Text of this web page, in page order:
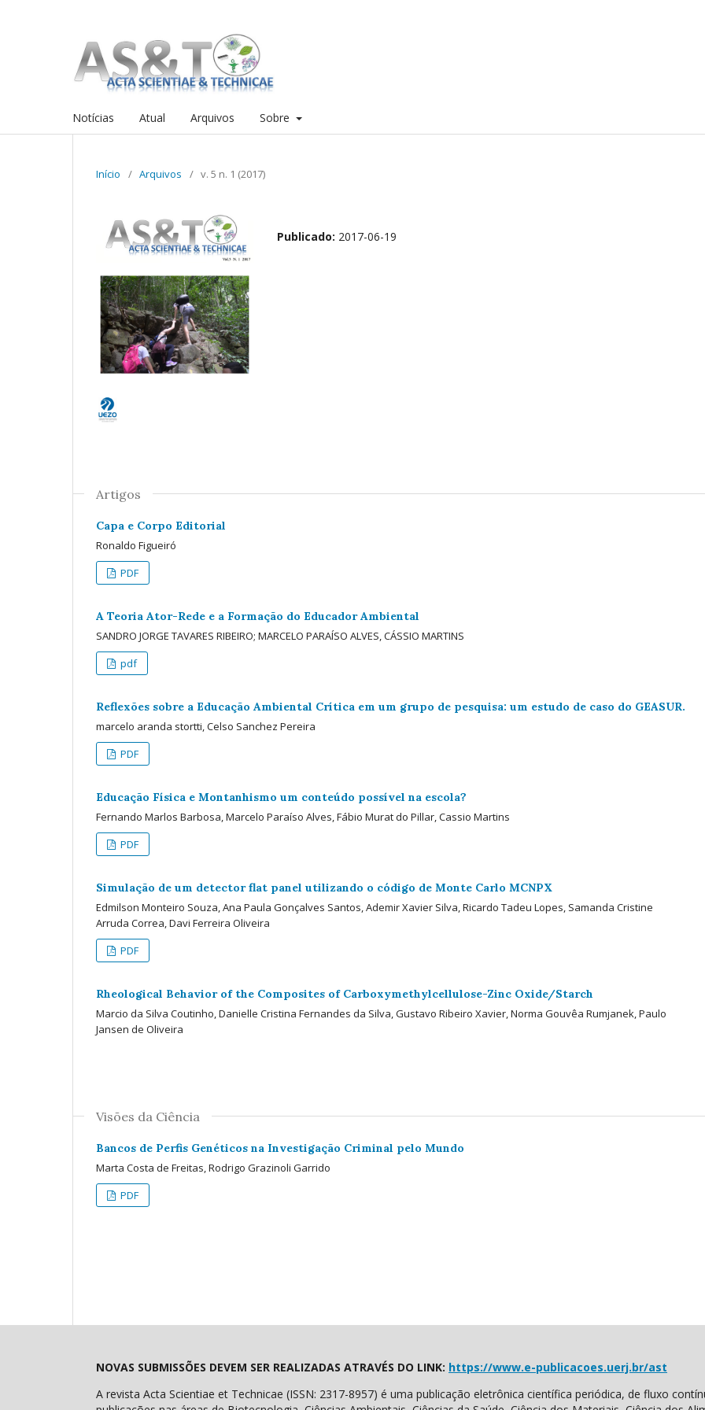
Notícias Atual Arquivos Sobre
Início / Arquivos / v. 5 n. 1 (2017)
Publicado: 2017-06-19
Artigos
Capa e Corpo Editorial
Ronaldo Figueiró
PDF
A Teoria Ator-Rede e a Formação do Educador Ambiental
SANDRO JORGE TAVARES RIBEIRO; MARCELO PARAÍSO ALVES, CÁSSIO MARTINS
pdf
Reflexões sobre a Educação Ambiental Crítica em um grupo de pesquisa: um estudo de caso do GEASUR.
marcelo aranda stortti, Celso Sanchez Pereira
PDF
Educação Física e Montanhismo um conteúdo possível na escola?
Fernando Marlos Barbosa, Marcelo Paraíso Alves, Fábio Murat do Pillar, Cassio Martins
PDF
Simulação de um detector flat panel utilizando o código de Monte Carlo MCNPX
Edmilson Monteiro Souza, Ana Paula Gonçalves Santos, Ademir Xavier Silva, Ricardo Tadeu Lopes, Samanda Cristine
Arruda Correa, Davi Ferreira Oliveira
PDF
Rheological Behavior of the Composites of Carboxymethylcellulose-Zinc Oxide/Starch
Marcio da Silva Coutinho, Danielle Cristina Fernandes da Silva, Gustavo Ribeiro Xavier, Norma Gouvêa Rumjanek, Paulo
Jansen de Oliveira
Visões da Ciência
Bancos de Perfis Genéticos na Investigação Criminal pelo Mundo
Marta Costa de Freitas, Rodrigo Grazinoli Garrido
PDF
NOVAS SUBMISSÕES DEVEM SER REALIZADAS ATRAVÉS DO LINK: https://www.e-publicacoes.uerj.br/ast
A revista Acta Scientiae et Technicae (ISSN: 2317-8957) é uma publicação eletrônica científica periódica, de fluxo